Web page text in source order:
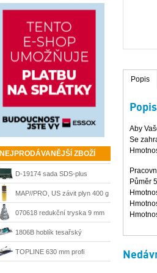
NEJPRODÁVANĚJŠÍ ZBOŽÍ
D-19174 sada SDS-plus
sekáče a vrtáky Makita
MAP//PRO, US závit plyn 400 g
Bernzomatic
070618 redukční tryska 9 mm
Steinel
1806B hoblík tesařský
velkoplošný 170 mm Makita
TOPLINE 630 mm profi
Popis
Aby
Se
Půměr